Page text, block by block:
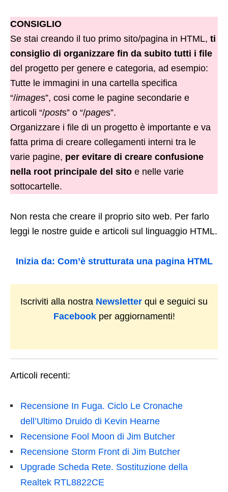
CONSIGLIO
Se stai creando il tuo primo sito/pagina in HTML, ti
consiglio di organizzare fin da subito tutti i file
del progetto per genere e categoria, ad esempio:
Tutte le immagini in una cartella specifica
“/images”, cosi come le pagine secondarie e
articoli “/posts” o “/pages”.
Organizzare i file di un progetto è importante e va
fatta prima di creare collegamenti interni tra le
varie pagine, per evitare di creare confusione
nella root principale del sito e nelle varie
sottocartelle.
Non resta che creare il proprio sito web. Per farlo
leggi le nostre guide e articoli sul linguaggio HTML.
Inizia da: Com’è strutturata una pagina HTML
Iscriviti alla nostra Newsletter qui e seguici su
Facebookper aggiornamenti!
Articoli recenti:
Recensione In Fuga. Ciclo Le Cronache
dell’Ultimo Druido di Kevin Hearne
Recensione Fool Moon di Jim Butcher
Recensione Storm Front di Jim Butcher
Upgrade Scheda Rete. Sostituzione della
Realtek RTL8822CE